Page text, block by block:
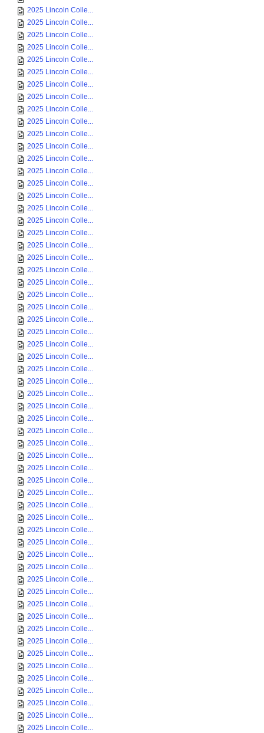
2025 Lincoln Colle...
2025 Lincoln Colle...
2025 Lincoln Colle...
2025 Lincoln Colle...
2025 Lincoln Colle...
2025 Lincoln Colle...
2025 Lincoln Colle...
2025 Lincoln Colle...
2025 Lincoln Colle...
2025 Lincoln Colle...
2025 Lincoln Colle...
2025 Lincoln Colle...
2025 Lincoln Colle...
2025 Lincoln Colle...
2025 Lincoln Colle...
2025 Lincoln Colle...
2025 Lincoln Colle...
2025 Lincoln Colle...
2025 Lincoln Colle...
2025 Lincoln Colle...
2025 Lincoln Colle...
2025 Lincoln Colle...
2025 Lincoln Colle...
2025 Lincoln Colle...
2025 Lincoln Colle...
2025 Lincoln Colle...
2025 Lincoln Colle...
2025 Lincoln Colle...
2025 Lincoln Colle...
2025 Lincoln Colle...
2025 Lincoln Colle...
2025 Lincoln Colle...
2025 Lincoln Colle...
2025 Lincoln Colle...
2025 Lincoln Colle...
2025 Lincoln Colle...
2025 Lincoln Colle...
2025 Lincoln Colle...
2025 Lincoln Colle...
2025 Lincoln Colle...
2025 Lincoln Colle...
2025 Lincoln Colle...
2025 Lincoln Colle...
2025 Lincoln Colle...
2025 Lincoln Colle...
2025 Lincoln Colle...
2025 Lincoln Colle...
2025 Lincoln Colle...
2025 Lincoln Colle...
2025 Lincoln Colle...
2025 Lincoln Colle...
2025 Lincoln Colle...
2025 Lincoln Colle...
2025 Lincoln Colle...
2025 Lincoln Colle...
2025 Lincoln Colle...
2025 Lincoln Colle...
2025 Lincoln Colle...
2025 Lincoln Colle...